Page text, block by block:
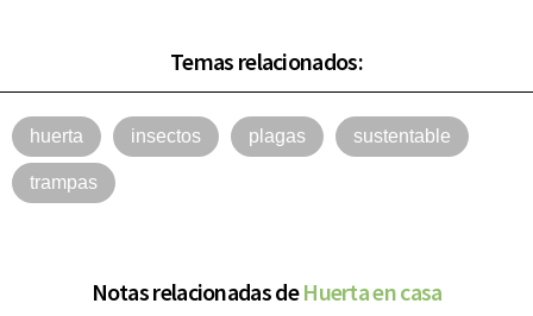
Temas relacionados:
huerta insectos plagas sustentable
trampas
Notas relacionadas deHuerta en casa